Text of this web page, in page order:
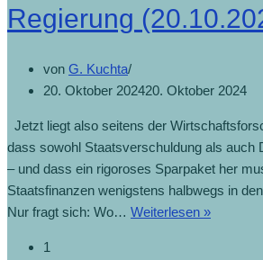
Regierung
von G. Kuchta
20. Oktober 202420. Oktober 2024
Jetzt liegt also seitens der
dass sowohl Staatsverschuldung als auch
– und dass ein rigoroses Sparpaket her
Staatsfinanzen wenigstens halbwegs in
Nur fragt sich: Wo… Weiterlesen »
1